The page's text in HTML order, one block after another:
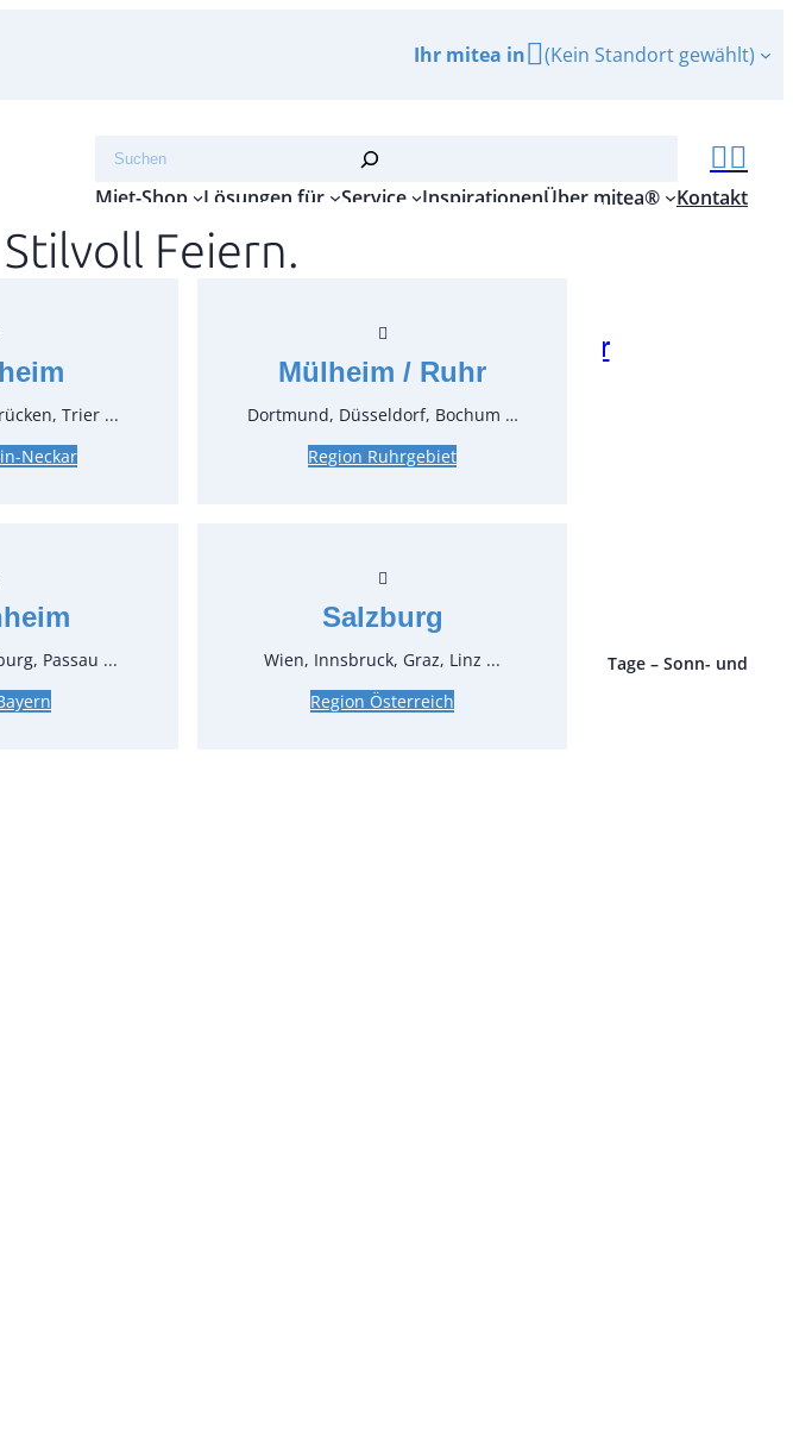
Ihr mitea in (Kein Standort gewählt)
Suchen
Miet-Shop
Lösungen für Service InspirationenÜber mitea® Kontakt
Kaffeelöffel Profile, PVD Kupfer
Verpackungseinheit:12Stück
* Preis pro Stück und Mieteinheit (1 Mieteinheit = 3 Tage – Sonn- und
Feiertage ohne Berechnung), zzgl. Endreinigung
Feiern.
Trier ...
Neckar
Mülheim / Ruhr
Dortmund, Düsseldorf, Bochum …
Region Ruhrgebiet
Passau ...
Salzburg
Wien, Innsbruck, Graz, Linz ...
Region Österreich